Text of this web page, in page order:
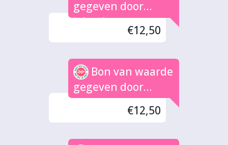
gegeven door
Jolanda
€12,50
Bon van waarde
gegeven door
Anouk
€12,50